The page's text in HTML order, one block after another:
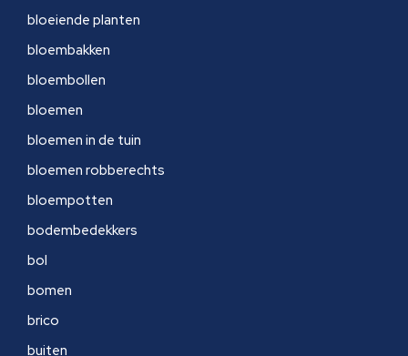
bloeiende planten
bloembakken
bloembollen
bloemen
bloemen in de tuin
bloemen robberechts
bloempotten
bodembedekkers
bol
bomen
brico
buiten